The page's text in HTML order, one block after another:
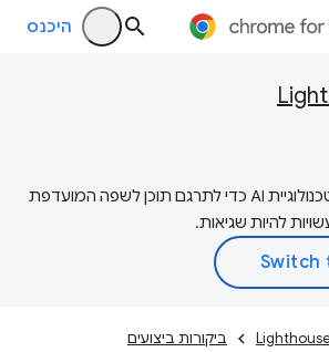
היכנס
‫Google משתמשת בטכנולוגיית AI כדי לתרגם תוכן לשפה המועדפת
להיות שגיאות.
ביקורות ביצועים